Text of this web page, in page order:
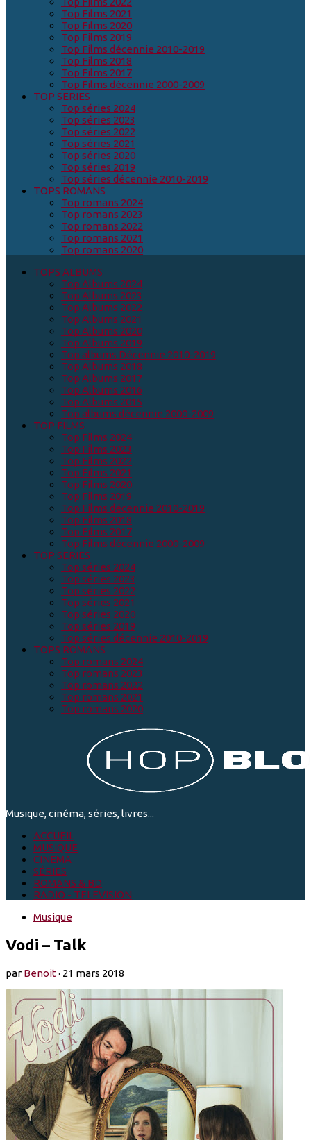
Top Films 2021
Top Films 2020
Top Films 2019
Top Films décennie 2010-2019
Top Films 2018
Top Films 2017
Top Films décennie 2000-2009
TOP SERIES
Top séries 2024
Top séries 2023
Top séries 2022
Top séries 2021
Top séries 2020
Top séries 2019
Top séries décennie 2010-2019
TOPS ROMANS
Top romans 2024
Top romans 2023
Top romans 2022
Top romans 2021
Top romans 2020
TOPS ALBUMS
Top Albums 2024
Top Albums 2023
Top Albums 2022
Top Albums 2021
Top Albums 2020
Top Albums 2019
Top albums Décennie 2010-2019
Top Albums 2018
Top Albums 2017
Top Albums 2016
Top Albums 2015
Top albums décennie 2000-2009
TOP FILMS
Top Films 2024
Top Films 2023
Top Films 2022
Top Films 2021
Top Films 2020
Top Films 2019
Top Films décennie 2010-2019
Top Films 2018
Top Films 2017
Top Films décennie 2000-2009
TOP SERIES
Top séries 2024
Top séries 2023
Top séries 2022
Top séries 2021
Top séries 2020
Top séries 2019
Top séries décennie 2010-2019
TOPS ROMANS
Top romans 2024
Top romans 2023
Top romans 2022
Top romans 2021
Top romans 2020
Musique, cinéma, séries, livres...
ACCUEIL
MUSIQUE
CINEMA
SÉRIES
ROMANS & BD
RADIO - TELEVISION
Musique
Vodi – Talk
parBenoit· 21 mars 2018